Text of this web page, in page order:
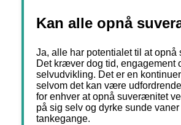
Kan alle opnå
Ja, alle har potentialet til at
Det kræver dog tid, engagement
selvudvikling. Det er en
selvom det kan være
for enhver at opnå suverænitet
på sig selv og dyrke sunde vaner
tankegange.